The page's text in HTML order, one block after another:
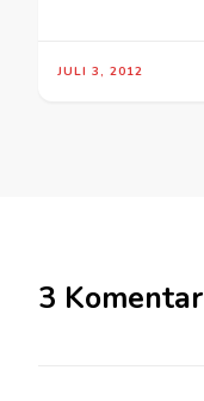
JULI 3, 2012
3 Komentar